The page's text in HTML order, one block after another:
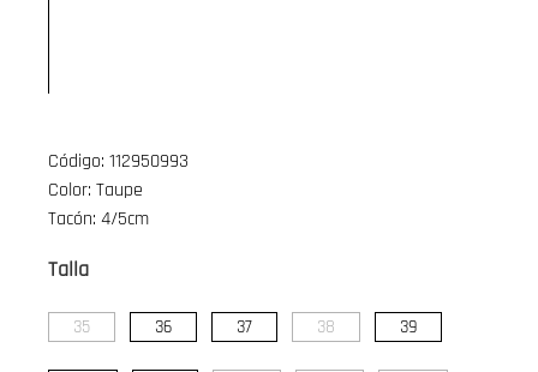
Código: 112950993
Color: Taupe
Tacón: 4/5cm
Talla
35 36 37 38 39